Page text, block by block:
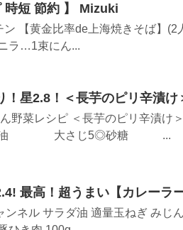
時短 節約 】 Mizuki
ン 【黄金比率de上海焼きそば】
ラ…1束にん...
！星2.8！＜長芋のピリ辛漬け
野菜レシピ ＜長芋のピリ辛漬け
大さじ5◎砂糖 ...
最高！超うまい【カレーラ
ネル サラダ油 適量玉ねぎ みじ